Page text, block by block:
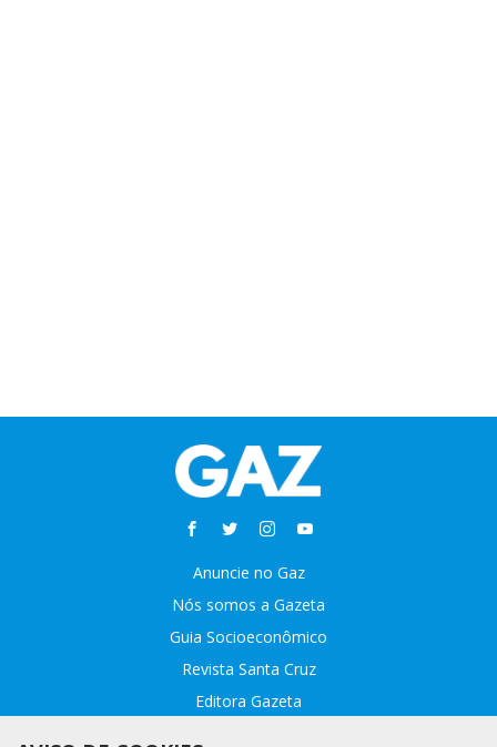
Anuncie no Gaz
Nós somos a Gazeta
Guia Socioeconômico
Revista Santa Cruz
Editora Gazeta